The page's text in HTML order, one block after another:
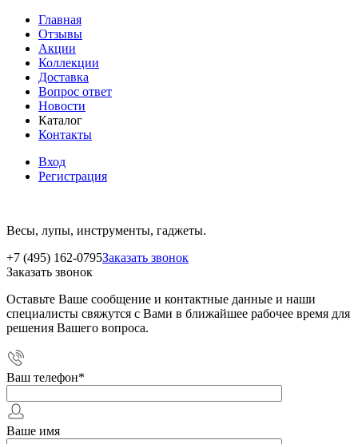
Главная
Отзывы
Акции
Коллекции
Доставка
Вопрос ответ
Новости
Каталог
Контакты
Вход
Регистрация
Весы, лупы, инструменты, гаджеты.
+7 (495) 162-0795Заказать звонок
Заказать звонок
Оставьте Ваше сообщение и контактные данные и наши
специалисты свяжутся с Вами в ближайшее рабочее время для
решения Вашего вопроса.
Ваш телефон*
Ваше имя